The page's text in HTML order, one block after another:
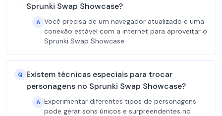
Sprunki Swap Showcase?
A Você precisa de um navegador atualizado e uma
conexão estável com a internet para aproveitar o
Sprunki Swap Showcase.
Q Existem técnicas especiais para trocar
personagens no Sprunki Swap Showcase?
A Experimentar diferentes tipos de personagens
pode gerar sons únicos e surpreendentes no